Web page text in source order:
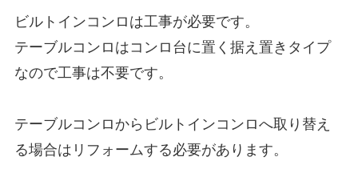
ビルトインコンロは工事が必要です。
テーブルコンロはコンロ台に置く据え置きタイプ
なので工事は不要です。
テーブルコンロからビルトインコンロへ取り替え
る場合はリフォームする必要があります。